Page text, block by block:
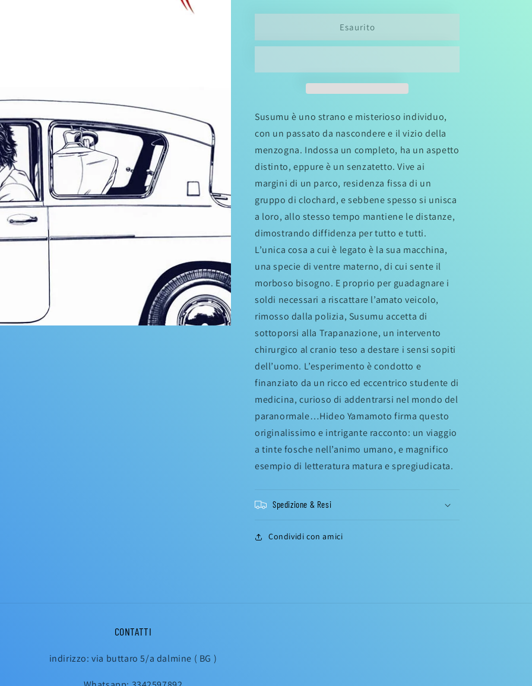
Esaurito
Susumu è uno strano e misterioso individuo,
con un passato da nascondere e il vizio della
menzogna. Indossa un completo, ha un aspetto
distinto, eppure è un senzatetto. Vive ai
margini di un parco, residenza fissa di un
gruppo di clochard, e sebbene spesso si unisca
a loro, allo stesso tempo mantiene le distanze,
dimostrando diffidenza per tutto e tutti.
L’unica cosa a cui è legato è la sua macchina,
una specie di ventre materno, di cui sente il
morboso bisogno. E proprio per guadagnare i
soldi necessari a riscattare l’amato veicolo,
rimosso dalla polizia, Susumu accetta di
sottoporsi alla Trapanazione, un intervento
chirurgico al cranio teso a destare i sensi sopiti
dell’uomo. L’esperimento è condotto e
finanziato da un ricco ed eccentrico studente di
medicina, curioso di addentrarsi nel mondo del
paranormale…Hideo Yamamoto firma questo
originalissimo e intrigante racconto: un viaggio
a tinte fosche nell’animo umano, e magnifico
esempio di letteratura matura e spregiudicata.
Spedizione & Resi
Condividi con amici
CONTATTI
indirizzo: via buttaro 5/a dalmine ( BG )